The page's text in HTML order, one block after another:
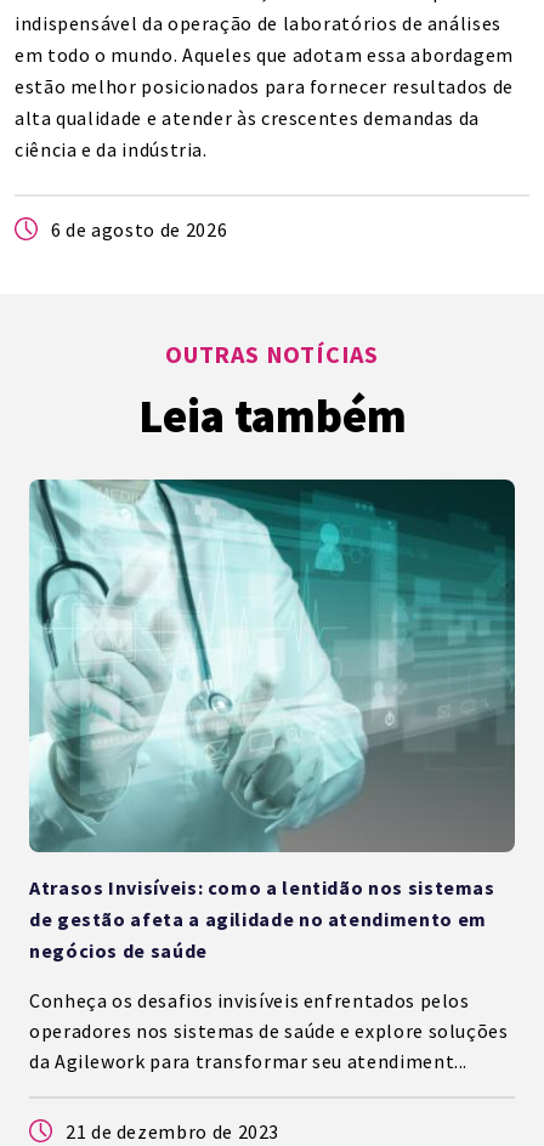
indispensável da operação de laboratórios de análises
em todo o mundo. Aqueles que adotam essa abordagem
estão melhor posicionados para fornecer resultados de
alta qualidade e atender às crescentes demandas da
ciência e da indústria.
6 de agosto de 2026
OUTRAS NOTÍCIAS
Leia também
Atrasos Invisíveis: como a lentidão nos sistemas
de gestão afeta a agilidade no atendimento em
negócios de saúde
Conheça os desafios invisíveis enfrentados pelos
operadores nos sistemas de saúde e explore soluções
da Agilework para transformar seu atendiment...
21 de dezembro de 2023